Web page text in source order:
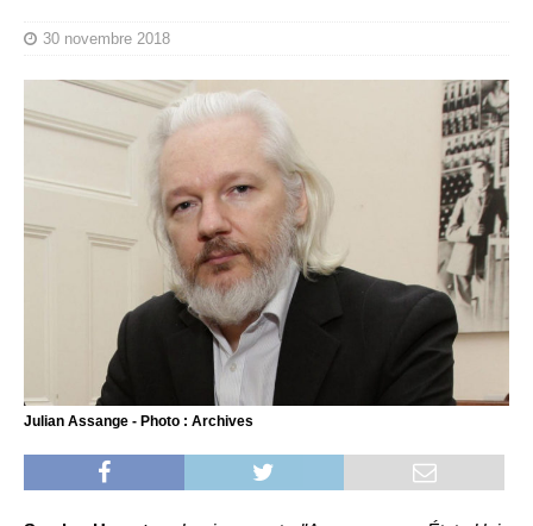
30 novembre 2018
Julian Assange - Photo : Archives